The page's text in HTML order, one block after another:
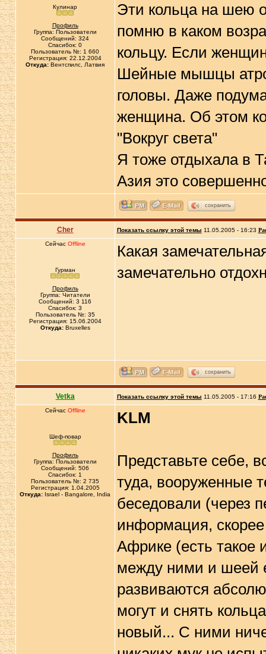
Кулинар
Профиль
Группа: Пользователи
Сообщений: 324
Спасибок: 0
Пользователь №: 1 660
Регистрация: 22.12.2004
Откуда: Вентспилс, Латвия
Эти кольца на шею
помню в каком
кольцу. Если
Шейные мышцы
головы. Даже
женщина. Об этом
"Вокруг света"
Я тоже отдыхала в
Азия это
сохранить
Cher Показать ссылку этой темы 11.05.2005 - 16:23
Сейчас Offline
Гурман
Профиль
Группа: Читатели
Сообщений: 3 116
Спасибок: 3
Пользователь №: 35
Регистрация: 15.06.2004
Откуда:Bruxelles
Какая
замечательно
сохранить
Vetka Показать ссылку этой темы 11.05.2005 - 17:16
Сейчас Offline
Шеф-повар
Профиль
Группа: Пользователи
Сообщений: 506
Спасибок: 1
Пользователь №: 2 735
Регистрация: 1.04.2005
Откуда: Israel - Bangalore, India
KLM
Представьте себе,
туда, вооруженные
беседовали (через
информация,
Африке (есть такое
между ними и шеей
развиваются
могут и снять
новый... С ними